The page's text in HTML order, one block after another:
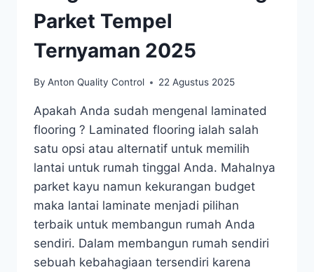
Parket Tempel
Ternyaman 2025
By Anton Quality Control 22 Agustus 2025
Apakah Anda sudah mengenal laminated
flooring ? Laminated flooring ialah salah
satu opsi atau alternatif untuk memilih
lantai untuk rumah tinggal Anda. Mahalnya
parket kayu namun kekurangan budget
maka lantai laminate menjadi pilihan
terbaik untuk membangun rumah Anda
sendiri. Dalam membangun rumah sendiri
sebuah kebahagiaan tersendiri karena